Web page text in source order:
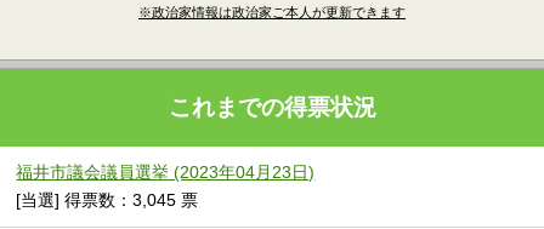
※政治家情報は政治家ご本人が更新できます
これまでの得票状況
福井市議会議員選挙 (2023年04月23日)
[当選] 得票数：3,045 票